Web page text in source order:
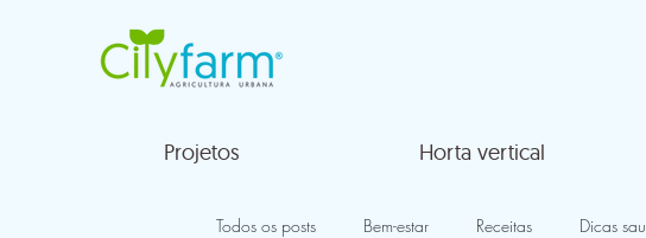
Projetos Horta vertical
Todos os posts Bem-estar Receitas Dicas